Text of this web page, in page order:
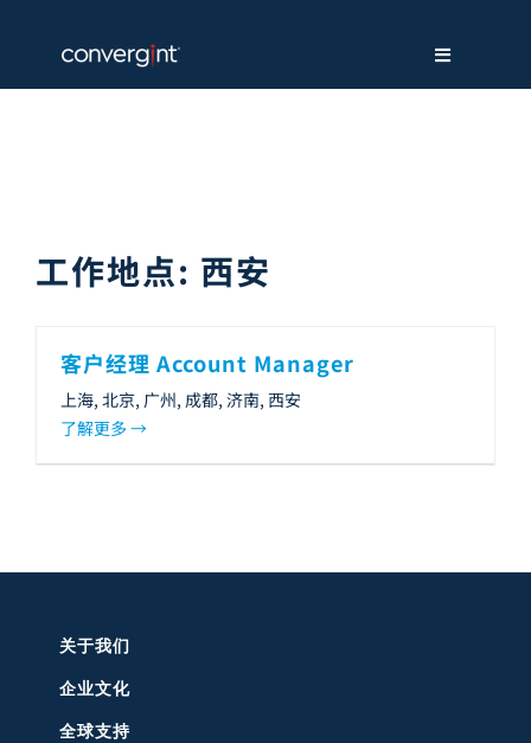
content
Toggle
Navigation
服务支持
新闻中心
招贤纳才
工作地点: 西安
客户经理 Account Manager
上海 北京 广州 成都 济南 西安
了解更多
关于我们
企业文化
全球支持